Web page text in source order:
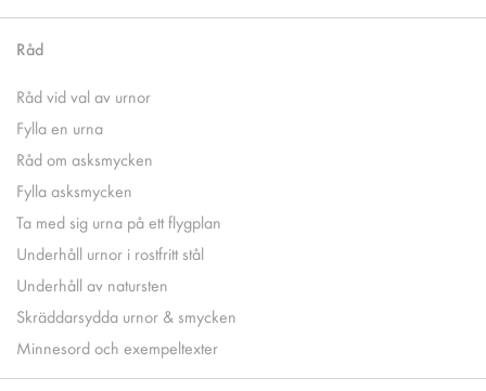
Råd
Råd vid val av urnor
Fylla en urna
Råd om asksmycken
Fylla asksmycken
Ta med sig urna på ett flygplan
Underhåll urnor i rostfritt stål
Underhåll av natursten
Skräddarsydda urnor & smycken
Minnesord och exempeltexter